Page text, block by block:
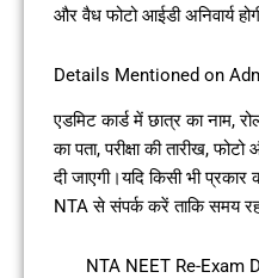
और वैध फोटो आईडी अनिवार्य
Details Mentioned on
एडमिट कार्ड में छात्र का नाम,
का पता, परीक्षा की तारीख,
दी जाएगी।यदि किसी भी प्रकार
NTA से संपर्क करें ताकि समय
NTA NEET Re-Exam